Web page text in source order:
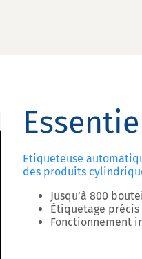
Etiqueteuse
des produits
Jusqu’à 800
Étiquetage
Fonctionnement